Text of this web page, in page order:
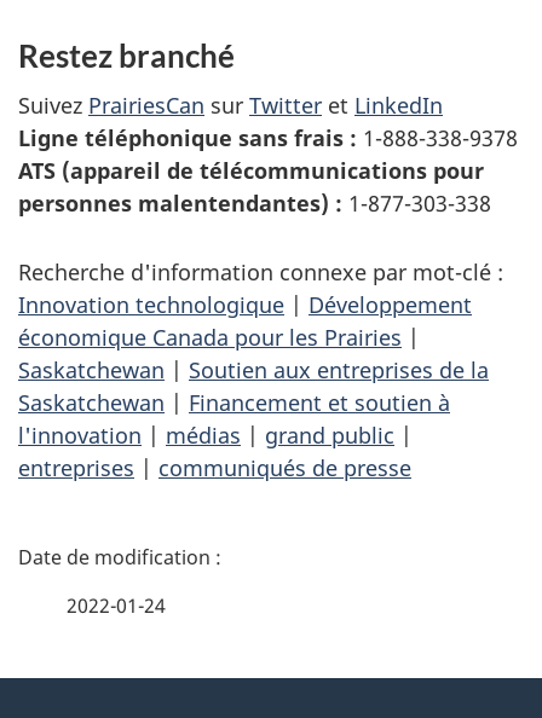
Restez branché
Suivez PrairiesCan sur Twitter et LinkedIn
Ligne téléphonique sans frais : 1-888-338-9378
ATS (appareil de télécommunications pour
personnes malentendantes) : 1-877-303-338
Recherche d'information connexe par mot-clé :
Innovation technologique | Développement
économique Canada pour les Prairies |
Saskatchewan | Soutien aux entreprises de la
Saskatchewan | Financement et soutien à
l'innovation | médias | grand public |
entreprises | communiqués de presse
D
2022-01-24